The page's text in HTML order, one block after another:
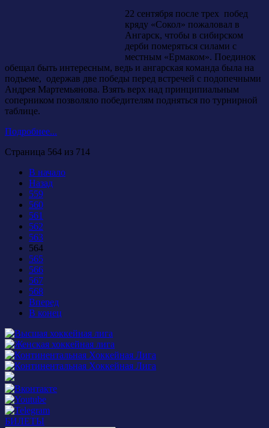
22 сентября после трех побед
кряду «Сокол» пожаловал в
Ангарск, чтобы в сибирском
дерби померяться силами с
местным «Ермаком». Поединок
обещал быть интересным, ведь и ангарская команда была на
подъеме, одержав две победы перед встречей с подопечными
Андрея Мартемьянова. Взять верх над принципиальным
соперником позволяло победителям подняться по турнирной
таблице.
Подробнее...
Страница 564 из 714
В начало
Назад
559
560
561
562
563
564
565
566
567
568
Вперед
В конец
БИЛЕТЫ